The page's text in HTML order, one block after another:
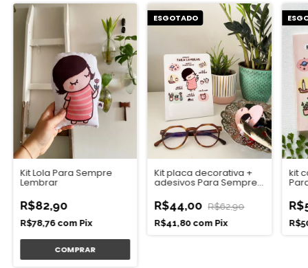
Kit Lola Para Sempre
Lembrar
R$82,90
R$78,76 com Pix
ESGOTADO
Kit placa decorativa +
adesivos Para Sempre
R$44,00 R$62,90
R$41,80 com Pix
kit